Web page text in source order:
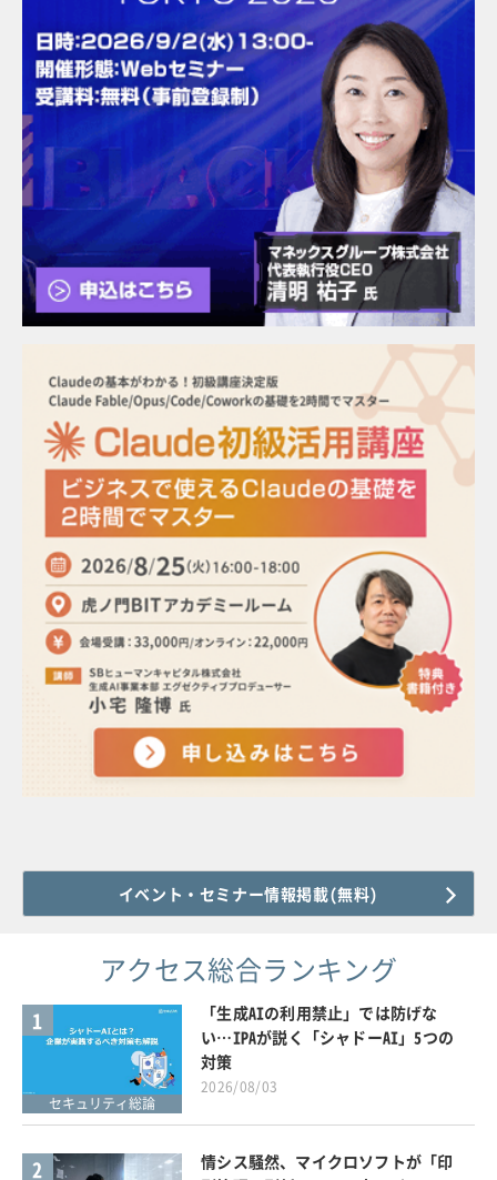
イベント・セミナー情報掲載(無料)
アクセス総合ランキング
1
セキュリティ総論
「生成AIの利用禁止」では防げな
い…IPAが説く「シャドーAI」5つの
対策
2026/08/03
2
情シス騒然、マイクロソフトが「印